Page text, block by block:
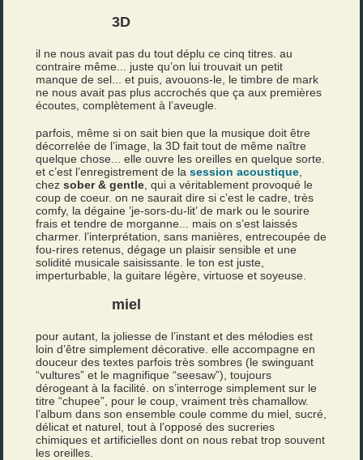
3D
il ne nous avait pas du tout déplu ce cinq titres. au
contraire même... juste qu’on lui trouvait un petit
manque de sel... et puis, avouons-le, le timbre de mark
ne nous avait pas plus accrochés que ça aux premières
écoutes, complètement à l’aveugle.
parfois, même si on sait bien que la musique doit être
décorrelée de l’image, la 3D fait tout de même naître
quelque chose... elle ouvre les oreilles en quelque sorte.
et c’est l’enregistrement de lasession acoustique
chezsober & gentle , qui a véritablement provoqué le
coup de coeur. on ne saurait dire si c’est le cadre, très
comfy, la dégaine ’je-sors-du-lit’ de mark ou le sourire
frais et tendre de morganne... mais on s’est laissés
charmer. l’interprétation, sans manières, entrecoupée de
fou-rires retenus, dégage un plaisir sensible et une
solidité musicale saisissante. le ton est juste,
imperturbable, la guitare légère, virtuose et soyeuse.
miel
pour autant, la joliesse de l’instant et des mélodies est
loin d’être simplement décorative. elle accompagne en
douceur des textes parfois très sombres (le swinguant
“vultures” et le magnifique “seesaw”), toujours
dérogeant à la facilité. on s’interroge simplement sur le
titre “chupee”, pour le coup, vraiment très chamallow.
l’album dans son ensemble coule comme du miel, sucré,
délicat et naturel, tout à l’opposé des sucreries
chimiques et artificielles dont on nous rebat trop souvent
les oreilles.